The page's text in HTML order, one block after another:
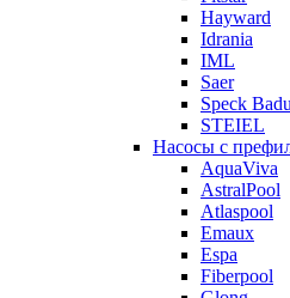
Hayward
Idrania
IML
Saer
Speck Badu
STEIEL
Насосы с
AquaViva
AstralPool
Atlaspool
Emaux
Espa
Fiberpool